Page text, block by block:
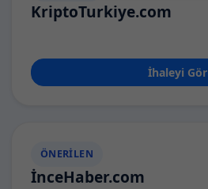
KriptoTurkiye.com
İhaleyi Gör
ÖNERILEN
İnceHaber.com